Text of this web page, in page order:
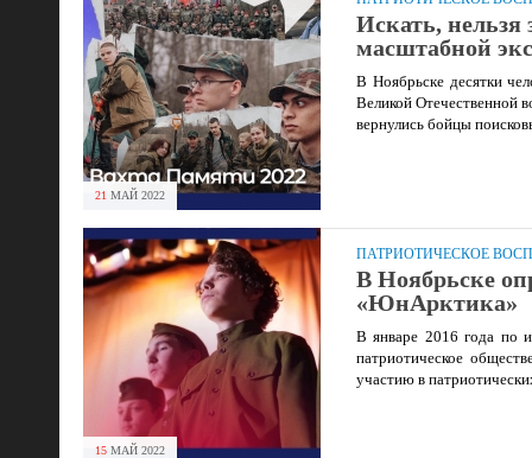
21 МАЙ 2022
Искать, нельзя
масштабной
В Ноябрьске десятки
Великой Отечественной
вернулись бойцы
15 МАЙ 2022
ПАТРИОТИЧЕСКОЕ
В Ноябрьске
«ЮнАрктика»
В январе 2016 года по
патриотическое
участию в